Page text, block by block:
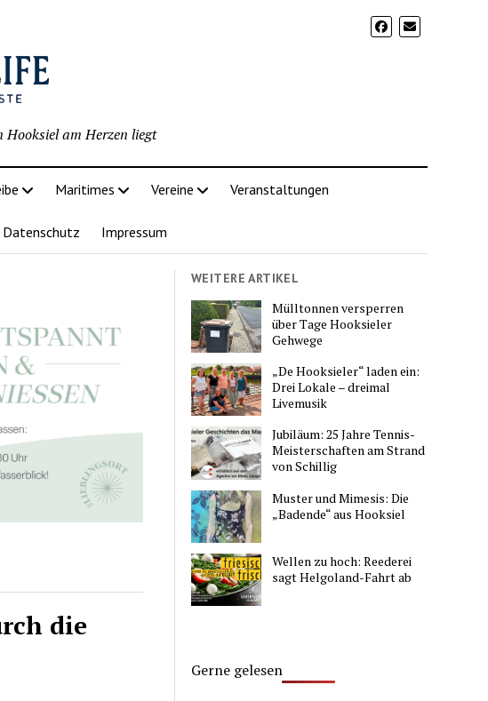
am Herzen liegt
Maritimes Vereine Veranstaltungen
Datenschutz Impressum
die
WEITERE ARTIKEL
Mülltonnen versperren
über Tage Hooksieler
Gehwege
„De Hooksieler“ laden ein:
Drei Lokale – dreimal
Livemusik
Jubiläum: 25 Jahre Tennis-
Meisterschaften am Strand
von Schillig
Muster und Mimesis: Die
„Badende“ aus Hooksiel
Wellen zu hoch: Reederei
sagt Helgoland-Fahrt ab
Gerne gelesen